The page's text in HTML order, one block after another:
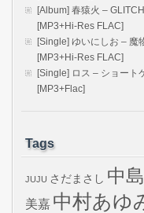
[Album] 春猿火 –
[MP3+Hi-Res FLAC]
[Single] ゆいにしお – 魔
[MP3+Hi-Res FLAC]
[Single] ロス – ショート
[MP3+Flac]
Tags
JUJU さだまさし 中
美嘉 中村あゆ